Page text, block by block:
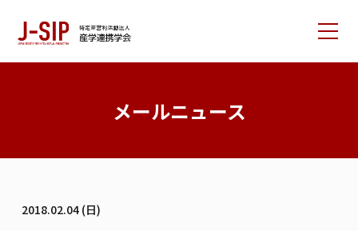
メールニュース
2018.02.04 (日)